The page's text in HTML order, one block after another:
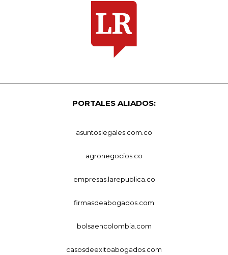
PORTALES ALIADOS:
asuntoslegales.com.co
agronegocios.co
empresas.larepublica.co
firmasdeabogados.com
bolsaencolombia.com
casosdeexitoabogados.com